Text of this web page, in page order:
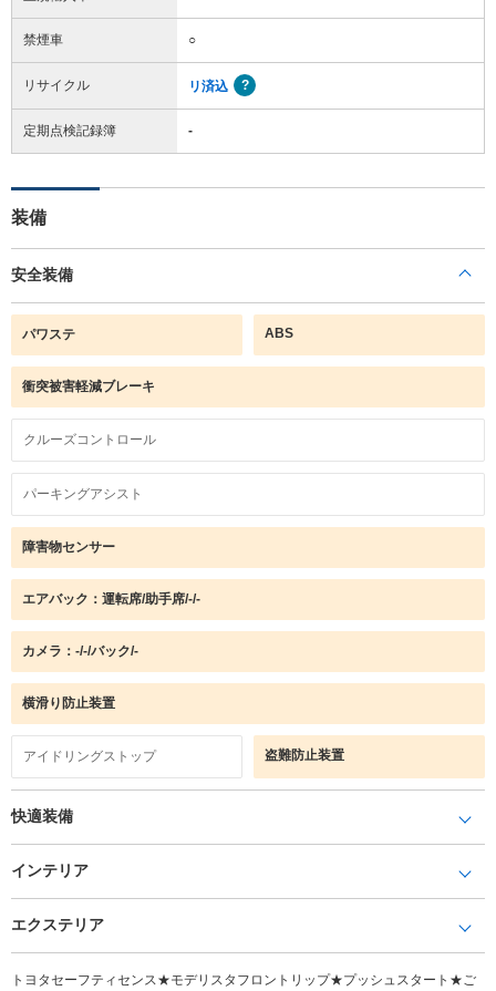
禁煙車 ○
リサイクル リ済込
定期点検記録簿 -
装備
安全装備
パワステ ABS
衝突被害軽減ブレーキ
クルーズコントロール
パーキングアシスト
障害物センサー
エアバック：運転席/助手席/-/-
カメラ：-/-/バック/-
横滑り防止装置
アイドリングストップ 盗難防止装置
快適装備
インテリア
エクステリア
トヨタセーフティセンス★モデリスタフロントリップ★プッシュスタート★ご